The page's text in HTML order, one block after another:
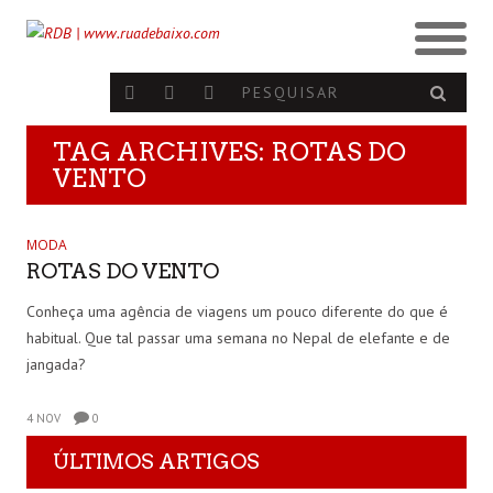
TAG ARCHIVES: ROTAS DO
VENTO
MODA
ROTAS DO VENTO
Conheça uma agência de viagens um pouco diferente do que é
habitual. Que tal passar uma semana no Nepal de elefante e de
jangada?
4 NOV 0
ÚLTIMOS ARTIGOS